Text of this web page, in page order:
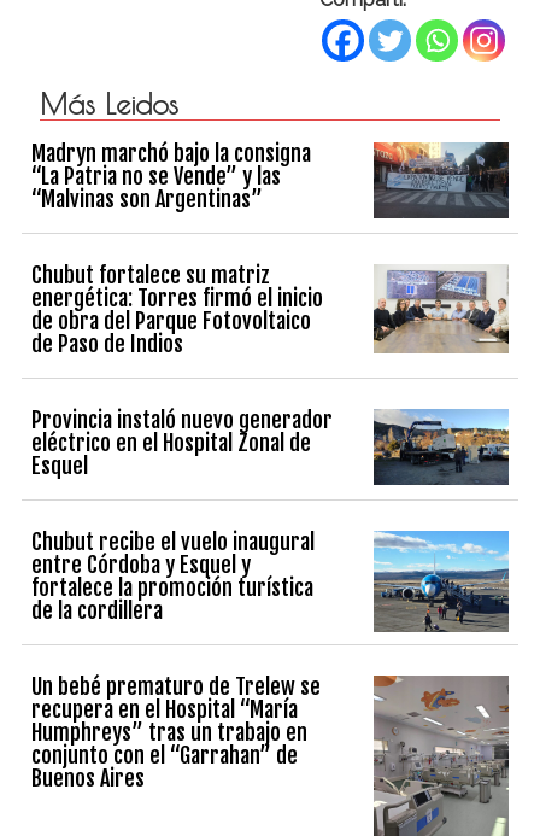
Más Leidos
Madryn marchó bajo la consigna
“La Patria no se Vende” y las
“Malvinas son Argentinas”
Chubut fortalece su matriz
energética: Torres firmó el inicio
de obra del Parque Fotovoltaico
de Paso de Indios
Provincia instaló nuevo generador
eléctrico en el Hospital Zonal de
Esquel
Chubut recibe el vuelo inaugural
entre Córdoba y Esquel y
fortalece la promoción turística
de la cordillera
Un bebé prematuro de Trelew se
recupera en el Hospital “María
Humphreys” tras un trabajo en
conjunto con el “Garrahan” de
Buenos Aires